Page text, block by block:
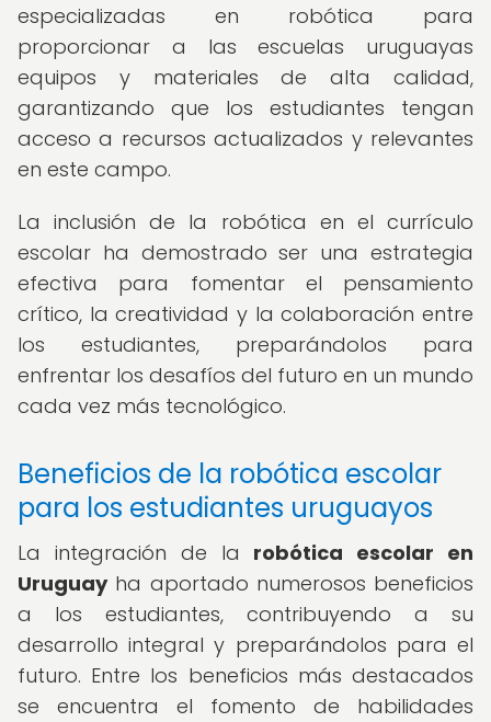
especializadas en robótica para
proporcionar a las escuelas uruguayas
equipos y materiales de alta calidad,
garantizando que los estudiantes tengan
acceso a recursos actualizados y relevantes
en este campo.
La inclusión de la robótica en el currículo
escolar ha demostrado ser una estrategia
efectiva para fomentar el pensamiento
crítico, la creatividad y la colaboración entre
los estudiantes, preparándolos para
enfrentar los desafíos del futuro en un mundo
cada vez más tecnológico.
Beneficios de la robótica escolar
para los estudiantes uruguayos
La integración de la robótica escolar en
Uruguayha aportado numerosos beneficios
a los estudiantes, contribuyendo a su
desarrollo integral y preparándolos para el
futuro. Entre los beneficios más destacados
se encuentra el fomento de habilidades